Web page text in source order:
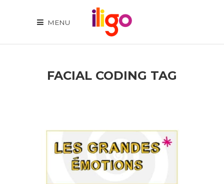
MENU
FACIAL CODING TAG